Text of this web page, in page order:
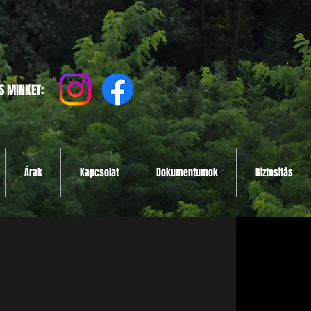
MINKET:
Árak Kapcsolat Dokumentumok Biztosítás